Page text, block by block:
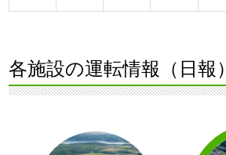
各施設の運転情報（日報）